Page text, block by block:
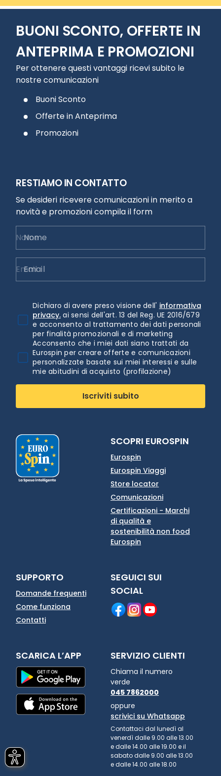
BUONI SCONTO, OFFERTE IN
ANTEPRIMA E PROMOZIONI
Per ottenere questi vantaggi ricevi subito le
nostre comunicazioni
Buoni Sconto
Offerte in Anteprima
Promozioni
RESTIAMO IN CONTATTO
Se desideri ricevere comunicazioni in merito a
novità e promozioni compila il form
Nome
Email
Dichiaro di avere preso visione dell' informativa
privacy. ai sensi dell'art. 13 del Reg. UE 2016/679
e acconsento al trattamento dei dati personali
per finalità promozionali e di marketing
Acconsento che i miei dati siano trattati da
Eurospin per creare offerte e comunicazioni
personalizzate basate sui miei interessi e sulle
mie abitudini di acquisto (profilazione)
Iscriviti subito
SCOPRI EUROSPIN
Eurospin
Eurospin Viaggi
Store locator
Comunicazioni
Certificazioni - Marchi
di qualità e
sostenibilità non food
Eurospin
SUPPORTO
Domande frequenti
Come funziona
Contatti
SEGUICI SUI
SOCIAL
SCARICA L’APP SERVIZIO CLIENTI
Chiama il numero
verde
045 7862000
oppure
scrivici su Whatsapp
Contattaci dal lunedì al
venerdì dalle 9.00 alle 13.00
e dalle 14.00 alle 19.00 e il
sabato dalle 9.00 alle 13.00
e dalle 14.00 alle 18.00